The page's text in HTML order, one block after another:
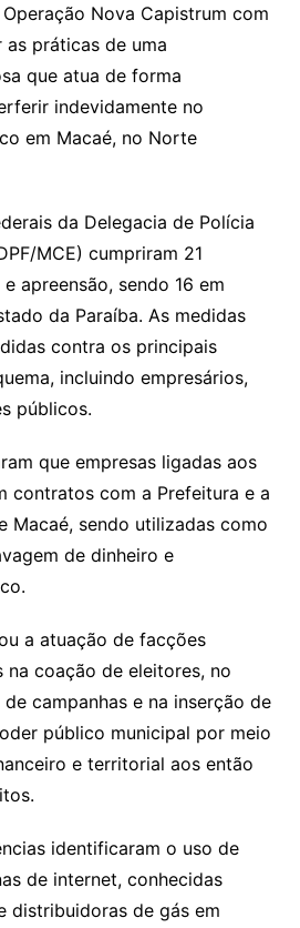
Nova Capistrum com
práticas de uma
que atua de forma
indevidamente no
em Macaé, no Norte
da Delegacia de Polícia
MCE) cumpriram 21
apreensão, sendo 16 em
da Paraíba. As medidas
contra os principais
incluindo empresários,
públicos.
que empresas ligadas aos
contratos com a Prefeitura e a
Macaé, sendo utilizadas como
de dinheiro e
a atuação de facções
na coação de eleitores, no
campanhas e na inserção de
público municipal por meio
e territorial aos então
identificaram o uso de
de internet, conhecidas
distribuidoras de gás em